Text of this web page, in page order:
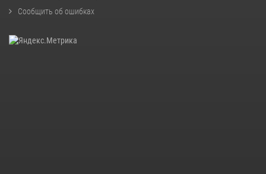
Сообщить об ошибках